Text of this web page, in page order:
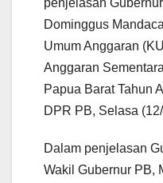
Dominggus
Umum Anggaran
Anggaran
Papua Barat Tahun
DPR PB, Selasa
Dalam penjelasan
Wakil Gubernur PB,